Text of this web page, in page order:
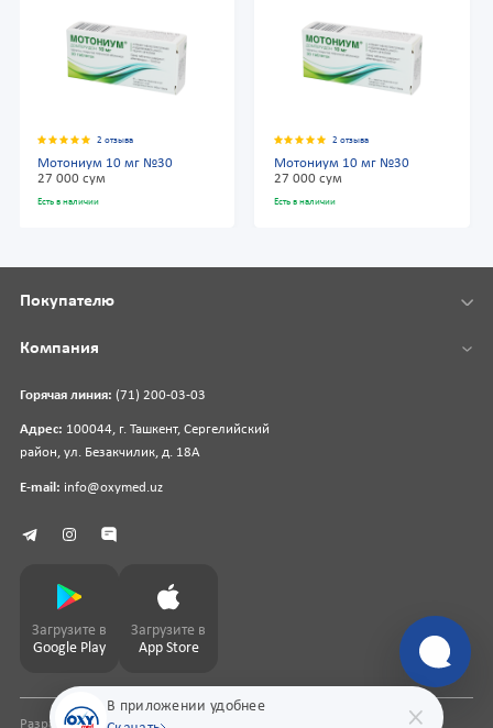
2 отзыва
Мотониум 10 мг №30
27 000 сум
Есть в наличии
2 отзыва
Мотониум 10 мг №30
27 000 сум
Есть в наличии
В приложении удобнее
Горячая линия: (71) 200-03-03
Адрес: 100044, г. Ташкент, Сергелийский
район, ул. Безакчилик, д. 18А
E-mail: info@oxymed.uz
Покупателю
Компания
Загрузите в
Google Play
Загрузите в
App Store
Разработка сайтаpharmit.uz